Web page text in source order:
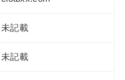
未記載
未記載